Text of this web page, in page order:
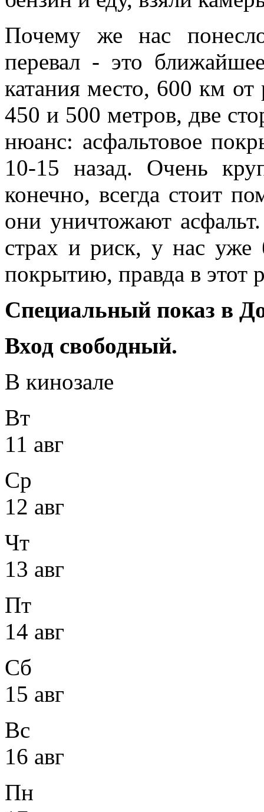
Почему же нас
перевал - это
катания место, 600 км
450 и 500 метров, две
нюанс: асфальтовое
10-15 назад. Очень
конечно, всегда стоит
они уничтожают
страх и риск, у нас
покрытию, правда в этот
Специальный показ в
Вход свободный.
В кинозале
Вт
11 авг
Ср
12 авг
Чт
13 авг
Пт
14 авг
Сб
15 авг
Вс
16 авг
Пн